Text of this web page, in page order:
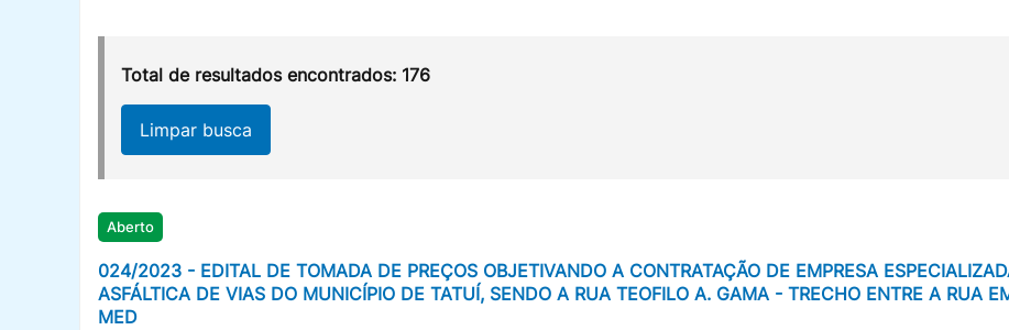
Total de resultados encontrados: 176
Limpar busca
Aberto
024/2023 - EDITAL DE TOMADA DE PREÇOS OBJETIVANDO A CONTRATAÇÃO DE EMPRESA
ASFÁLTICA DE VIAS DO MUNICÍPIO DE TATUÍ, SENDO A RUA TEOFILO A. GAMA - TRECHO ENTRE A RUA
MED